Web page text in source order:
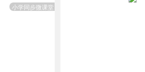
小学同步微课堂